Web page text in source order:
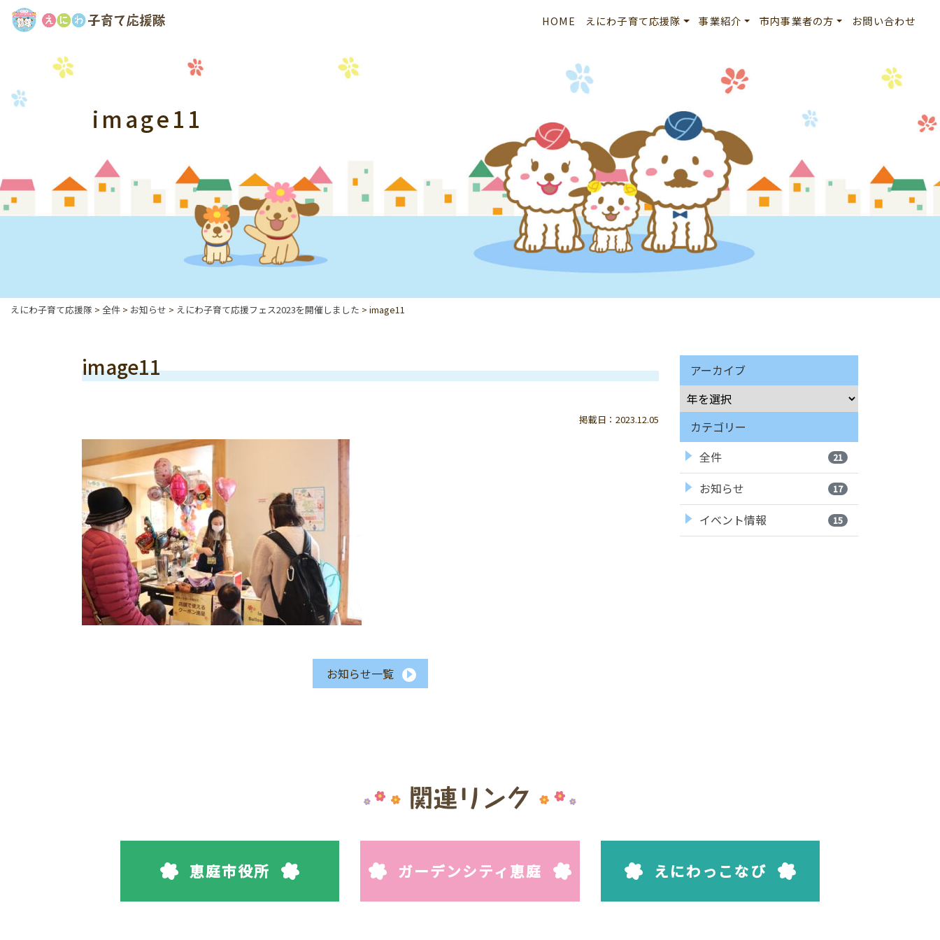
HOME えにわ子育て応援隊 事業紹介 市内事業者の方 お問い合わせ
image11
えにわ子育て応援隊 > 全件 > お知らせ > えにわ子育て応援フェス2023を開催しました > image11
image11
掲載日：2023.12.05
お知らせ一覧
アーカイブ
カテゴリー
全件
21
お知らせ 17
イベント情報 15
恵庭市役所 ガーデンシティ恵庭 えにわっこなび